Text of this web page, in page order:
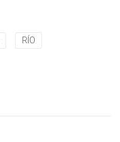
RÍO